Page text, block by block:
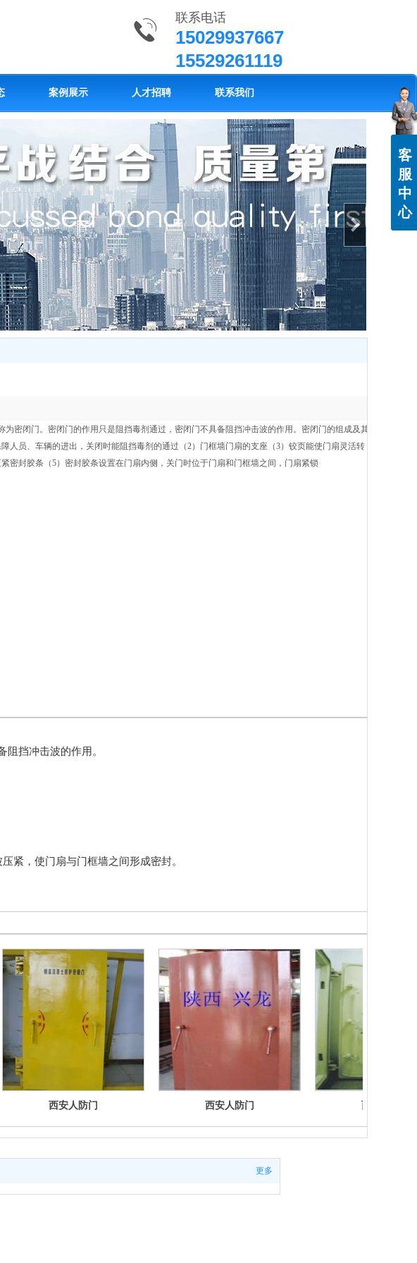
联系电话
15029937667
15529261119
案例展示 人才招聘 联系我们
为密闭门。密闭门的作用只是阻挡毒剂通过，密闭门不具备阻挡冲击波的作用。密闭门的组成及其
人员、车辆的进出，关闭时能阻挡毒剂的通过（2）门框墙门扇的支座（3）铰页能使门扇灵活转
密封胶条（5）密封胶条设置在门扇内侧，关门时位于门扇和门框墙之间，门扇紧锁
挡冲击波的作用。
紧，使门扇与门框墙之间形成密封。
西安人防门 西安人防门 西安人防门
更多
客
服
中
心